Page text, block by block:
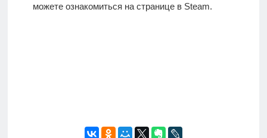
можете ознакомиться на странице в Steam.